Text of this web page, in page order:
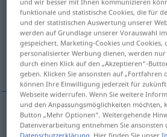
Übersicht aller Übersetzungen
(Für mehr Details die Übersetzung
skroman
skroman genügsam
funktionale und statistische Cookies, die für
und der statistischen Auswertung unserer
werden auf Grundlage unserer Vorauswahl
gespeichert. Marketing-Cookies und Cookies,
personalisierter Werbung dienen, werden
durch einen Klick auf den „Akzeptieren“-
geben. Klicken Sie ansonsten auf „Fortfahren
können Ihre Einwilligung jederzeit für
Webseite widerrufen. Wenn Sie weitere
und den Anpassungsmöglichkeiten möchten,
Button „Mehr Optionen“. Weitergehende
Datenverarbeitung entnehmen Sie ansonsten
Datenschutzerklärung . Hier finden Sie unser